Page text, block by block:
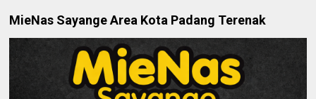
MieNas Sayange Area Kota Padang Terenak